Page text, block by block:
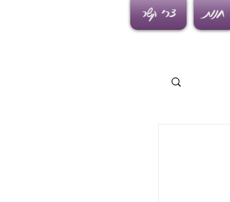
חנות צרי קשר